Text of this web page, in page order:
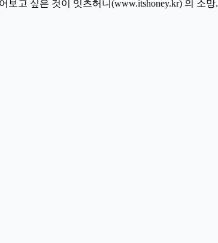
고 싶은 것이 잇츠허니(www.itshoney.kr) 의 소망.